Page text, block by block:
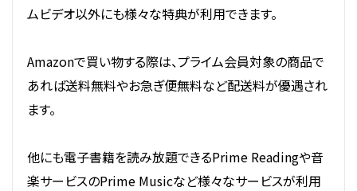
ムビデオ以外にも様々な特典が利用できます。
Amazonで買い物する際は、プライム会員対象の商品で
あれば送料無料やお急ぎ便無料など配送料が優遇され
ます。
他にも電子書籍を読み放題できるPrime Readingや音
楽サービスのPrime Musicなど様々なサービスが利用